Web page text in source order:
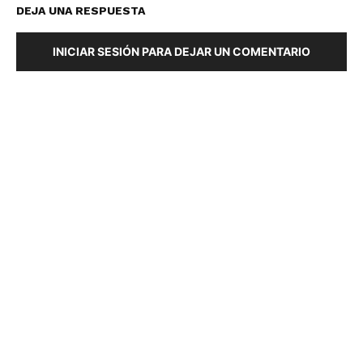
DEJA UNA RESPUESTA
INICIAR SESIÓN PARA DEJAR UN COMENTARIO